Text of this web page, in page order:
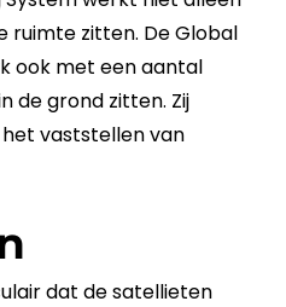
ruimte zitten. De Global
ook met een aantal
de grond zitten. Zij
vaststellen van
dat de satellieten